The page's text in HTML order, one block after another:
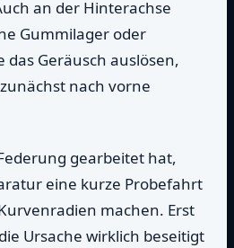
an der Hinterachse
Gummilager oder
Geräusch auslösen,
nach vorne
gearbeitet hat,
eine kurze Probefahrt
machen. Erst
Ursache wirklich beseitigt